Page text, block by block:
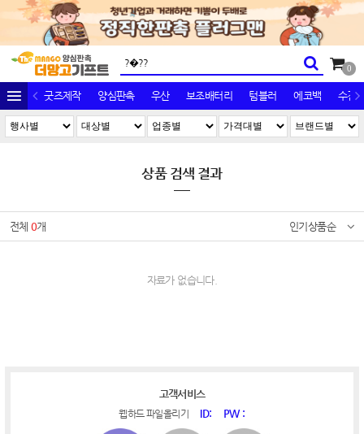
0
굿즈제작 양심판촉 우산 보조배터리 텀블러 에코백 수건/
상품 검색 결과
전체0개 인기상품순
자료가 없습니다.
고객서비스
웹하드 파일올리기 ID: PW :